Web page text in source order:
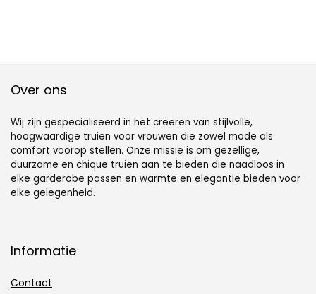
Over ons
Wij zijn gespecialiseerd in het creëren van stijlvolle,
hoogwaardige truien voor vrouwen die zowel mode als
comfort voorop stellen. Onze missie is om gezellige,
duurzame en chique truien aan te bieden die naadloos in
elke garderobe passen en warmte en elegantie bieden voor
elke gelegenheid.
Informatie
Contact